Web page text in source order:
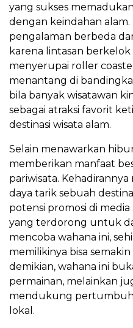
yang sukses
dengan keindahan
pengalaman berbeda
karena lintasan
menyerupai roller
menantang di
bila banyak wisatawan
sebagai atraksi favorit
destinasi wisata alam.
Selain menawarkan
memberikan manfaat
pariwisata.
daya tarik sebuah
potensi promosi di media
yang terdorong untuk
mencoba wahana ini,
memilikinya bisa
demikian, wahana ini
permainan, melainkan
mendukung
lokal.